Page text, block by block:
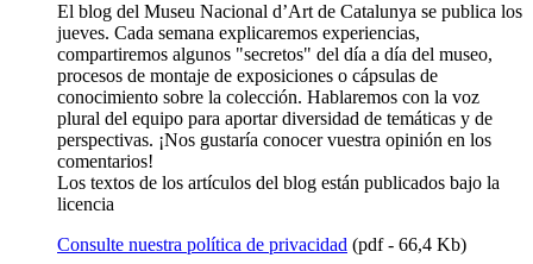
El blog del Museu Nacional d’Art de Catalunya se publica los
jueves. Cada semana explicaremos experiencias,
compartiremos algunos "secretos" del día a día del museo,
procesos de montaje de exposiciones o cápsulas de
conocimiento sobre la colección. Hablaremos con la voz
plural del equipo para aportar diversidad de temáticas y de
perspectivas. ¡Nos gustaría conocer vuestra opinión en los
comentarios!
Los textos de los artículos del blog están publicados bajo la
licencia
Consulte nuestra política de privacidad (pdf - 66,4 Kb)